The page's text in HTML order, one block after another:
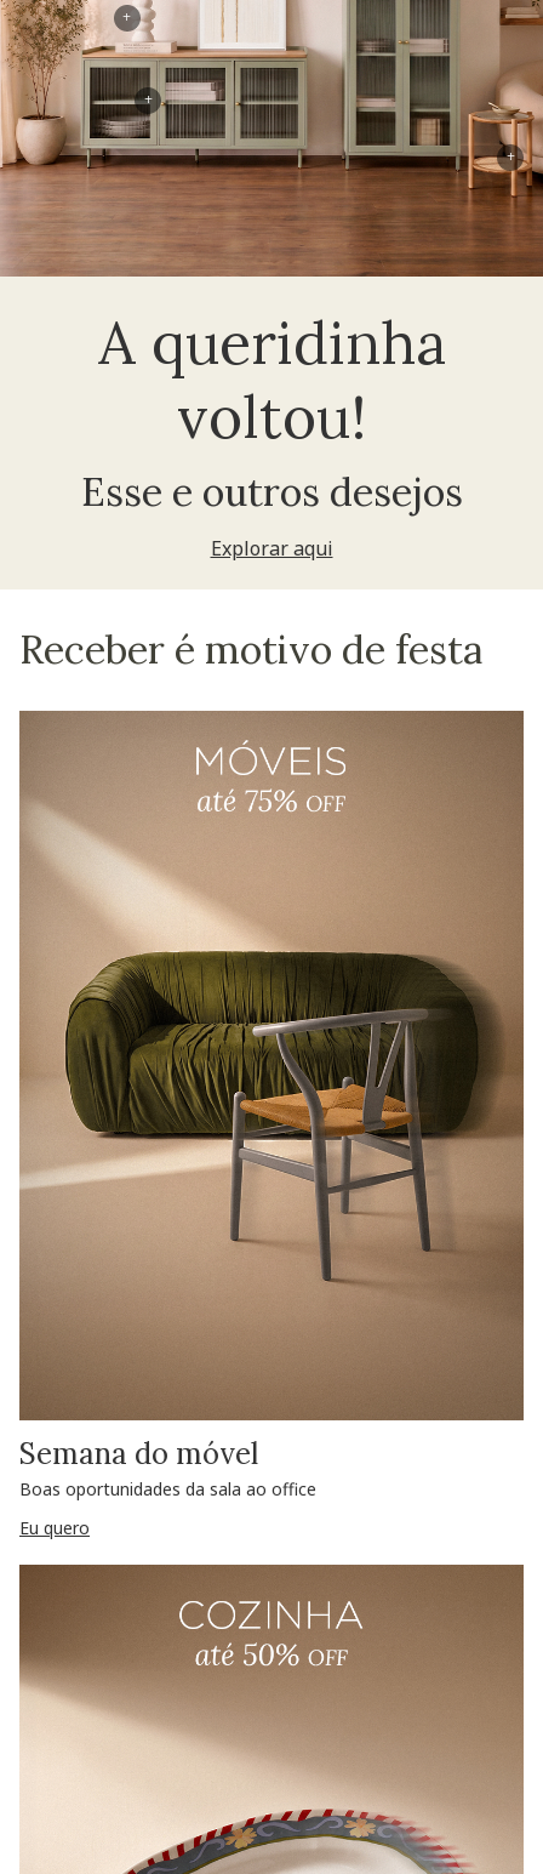
A queridinha
voltou!
Esse e outros desejos
Explorar aqui
+
+
+
Receber é motivo de festa
Semana do móvel
Boas oportunidades da sala ao office
Eu quero